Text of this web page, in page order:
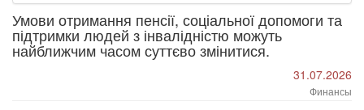
Умови отримання пенсії, соціальної допомоги та
підтримки людей з інвалідністю можуть
найближчим часом суттєво змінитися.
31.07.2026
Финансы